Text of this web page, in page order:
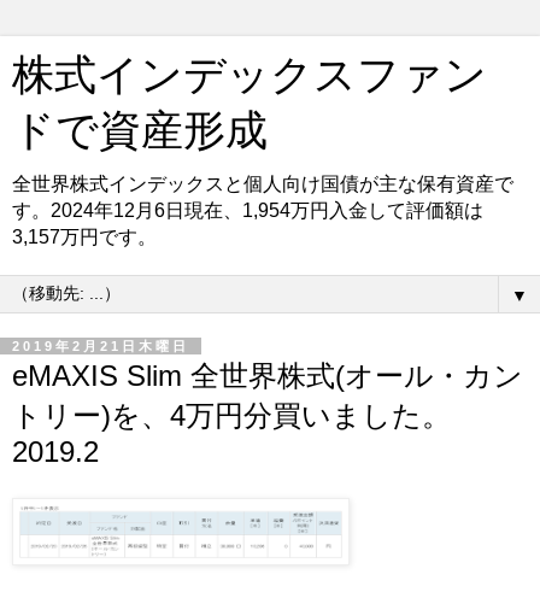
株式インデックスファン
ドで資産形成
全世界株式インデックスと個人向け国債が主な保有資産で
す。2024年12月6日現在、1,954万円入金して評価額は
3,157万円です。
▼
2019年2月21日木曜日
eMAXIS Slim 全世界株式(オール・カン
トリー)を、4万円分買いました。
2019.2